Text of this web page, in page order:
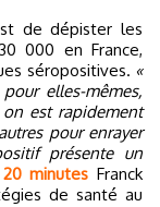
de dépister les
000 en France,
séropositives. «
elles-mêmes,
est rapidement
pour enrayer
présente un
20 minutes Franck
de santé au